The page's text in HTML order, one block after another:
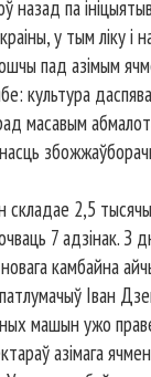
назад па
у тым ліку і
пад азімым
культура
масавым
складае 2,5
7 адзінак. З
камбайна
Іван
машын ужо
азімага